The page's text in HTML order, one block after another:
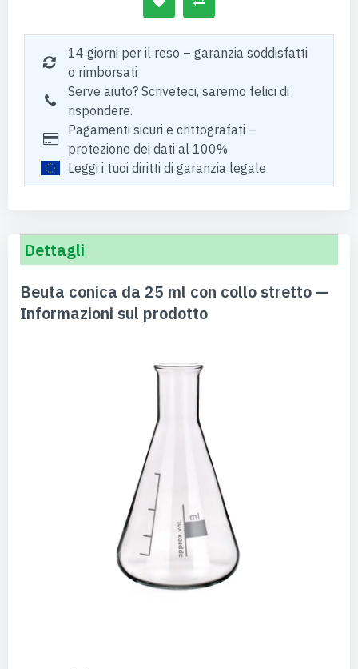
14 giorni per il reso – garanzia soddisfatti
o rimborsati
Serve aiuto? Scriveteci, saremo felici di
rispondere.
Pagamenti sicuri e crittografati –
protezione dei dati al 100%
Leggi i tuoi diritti di garanzia legale
Dettagli
Beuta conica da 25 ml con collo stretto —
Informazioni sul prodotto